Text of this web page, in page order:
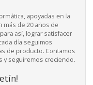
apoyadas en la
más de 20 años de
así, lograr satisfacer
día seguimos
de producto. Contamos
y seguiremos creciendo.